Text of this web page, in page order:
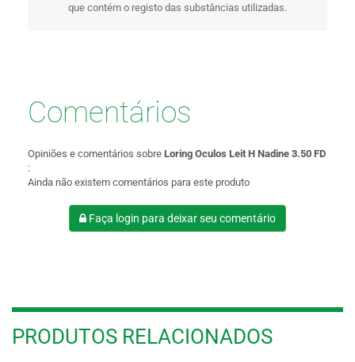
que contém o registo das substâncias utilizadas.
Comentários
Opiniões e comentários sobre Loring Oculos Leit H Nadine 3.50 FD
:
Ainda não existem comentários para este produto
Faça login para deixar seu comentário
PRODUTOS RELACIONADOS